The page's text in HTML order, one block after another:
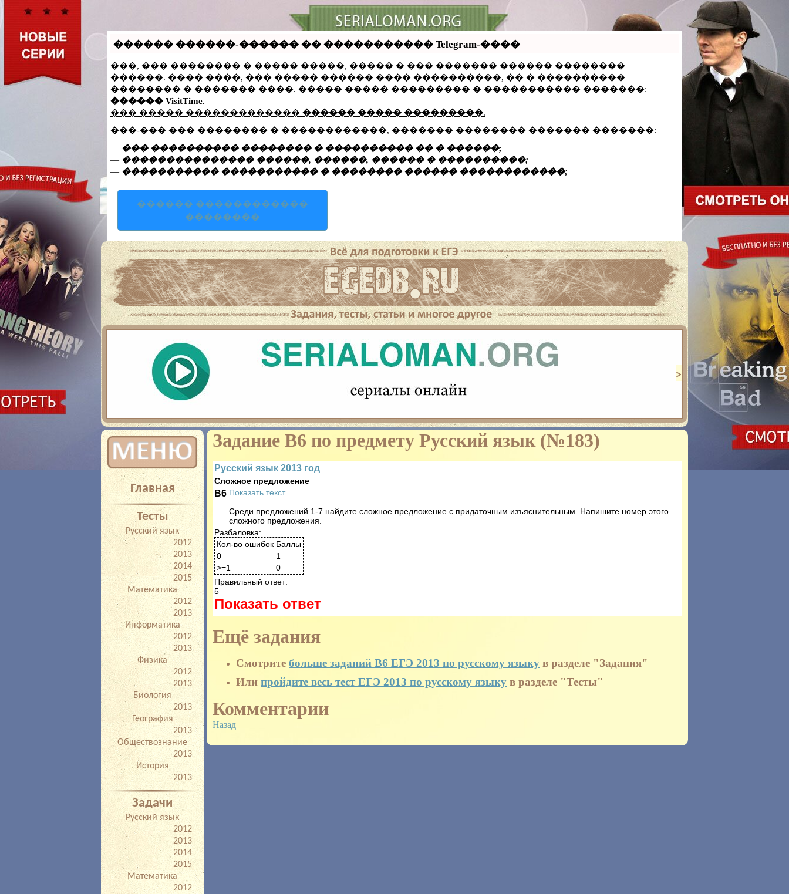
������ ������-������ �� ����������� Telegram-����
���, ��� �������� � ����� �����, ����� � ��� ������� ������ ��������
������. ���� ����, ��� ����� ������ ���� ����������, �� � ����������
�������� � ������� ����. ����� ����� ��������� � ����������� �������:
������ VisitTime.
��� ����� ������������� ������ ����� ���������.
���-��� ��� �������� � ������������, ������� �������� ������� �������:
— ��� ���������� �������� � ���������� �� � ������;
— ��������������� ������, ������, ������ � ����������;
— ����������� ����������� � �������� ������ ������������;
������ ������������
��������
Наведите курсор
смотреть онлайн, сериалы онлайн бесплатно и без регистрации.
>
Главная
Тесты
Русский язык
2012
2013
2014
2015
Математика
2012
2013
Информатика
2012
2013
Физика
2012
2013
Биология
2013
География
2013
Обществознание
2013
История
2013
Задачи
Русский язык
2012
2013
2014
2015
Математика
2012
Задание B6 по предмету Русский язык (№183)
Русский язык 2013 год
Сложное предложение
B6 Показать текст
Среди предложений 1-7 найдите сложное предложение с придаточным изъяснительным. Напишите номер этого
сложного предложения.
Разбаловка:
Кол-во ошибок Баллы
0
1
>=1
0
Правильный ответ:
5
Показать ответ
Ещё задания
Смотрите больше заданий B6 ЕГЭ 2013 по русскому языку в разделе "Задания"
Или пройдите весь тест ЕГЭ 2013 по русскому языку в разделе "Тесты"
Комментарии
Назад